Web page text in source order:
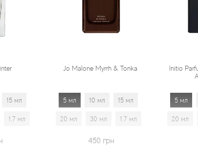
Jo Malone Myrrh & Tonka
5 мл 15 мл
20 мл 1.7 мл
Initio Parfums Prives Absolute
5 мл 15 мл
20 мл 1.7 мл